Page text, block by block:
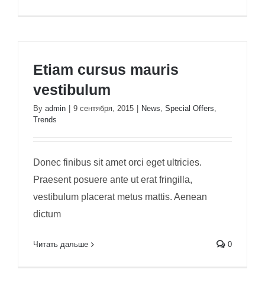
Etiam cursus mauris
vestibulum
By admin 9 сентября, 2015 News, Special Offers,
Trends
Donec finibus sit amet orci eget ultricies.
Praesent posuere ante ut erat fringilla,
vestibulum placerat metus mattis. Aenean
dictum
Читать дальше 0